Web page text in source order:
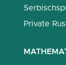
Private